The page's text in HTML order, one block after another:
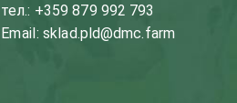
тел.: +359 879 992 793
Email:sklad.pld@dmc.farm